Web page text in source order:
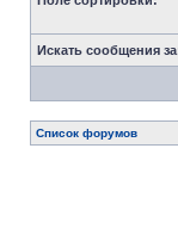
Искать сообщения
Список форумов